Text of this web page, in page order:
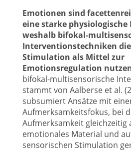
Emotionen sind
eine starke physiologische
weshalb bifokal-
Interventionstechniken
Stimulation als Mittel zur
Emotionsregulation
bifokal-multisensorische
stammt von Aalberse et al.
subsumiert Ansätze mit
Aufmerksamkeitsfokus, bei
Aufmerksamkeit gleichzeitig
emotionales Material und
sensorischen Stimulation